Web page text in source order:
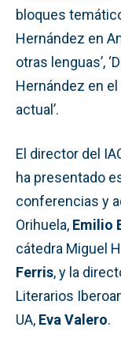
bloques
Hernández en
otras lenguas’,
Hernández en el
actual’.
El director del
ha presentado
conferencias y
Orihuela, Emilio
cátedra Miguel
Ferris, y la
Literarios
UA, Eva Valero.